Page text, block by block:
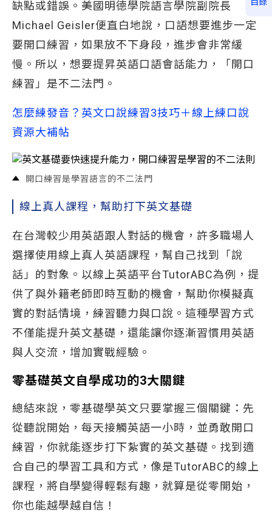
缺點或錯誤。美國明德學院語言學院副院長
Michael Geisler便直白地說，口語想要進步一定
要開口練習，如果放不下身段，進步會非常緩
慢。所以，想要提昇英語口語會話能力，「開口
練習」是不二法門。
怎麼練發音？英文口說練習3技巧＋線上練口說
資源大補帖
開口練習是學習語言的不二法門
線上真人課程，幫助打下英文基礎
在台灣較少用英語跟人對話的機會，許多職場人
選擇使用線上真人英語課程，幫自己找到「說
話」的對象。以線上英語平台TutorABC為例，提
供了與外籍老師即時互動的機會，幫助你模擬真
實的對話情境，練習聽力與口說。這種學習方式
不僅能提升英文基礎，還能讓你逐漸習慣用英語
與人交流，增加實戰經驗。
零基礎英文自學成功的3大關鍵
總結來說，零基礎學英文只要掌握三個關鍵：先
從聽說開始，每天接觸英語一小時，並勇敢開口
練習，你就能逐步打下紮實的英文基礎。找到適
合自己的學習工具和方式，像是TutorABC的線上
課程，將自學變得輕鬆有趣，就算是從零開始，
你也能越學越自信！